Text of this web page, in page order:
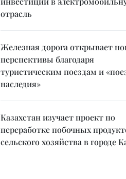
отрасль
Железная дорога открывает
перспективы благодаря
туристическим поездам и
наследия»
Казахстан изучает проект по
переработке побочных
сельского хозяйства в городе